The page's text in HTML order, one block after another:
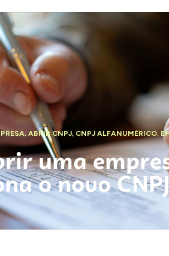
,ABRIR CNPJ, CNPJ ALFANUMÉRICO,
uma
o novo